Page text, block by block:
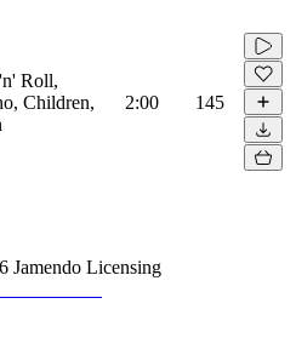
Roll,
Children,
2:00 145
Jamendo Licensing